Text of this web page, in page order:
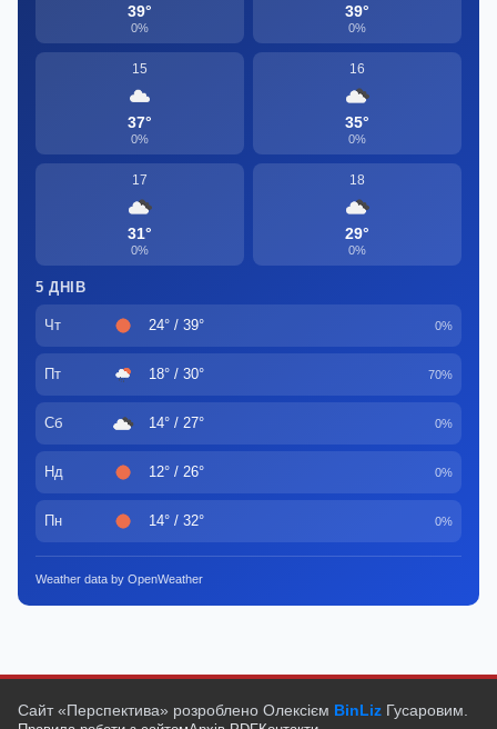
39°
0%
39°
0%
15
37°
0%
16
35°
0%
17
31°
0%
18
29°
0%
5 ДНІВ
Чт 24° / 39° 0%
Пт 18° / 30° 70%
Сб 14° / 27° 0%
Нд 12° / 26° 0%
Пн 14° / 32° 0%
Weather data by OpenWeather
Сайт «Перспектива» розроблено Олексієм BinLiz Гусаровим.